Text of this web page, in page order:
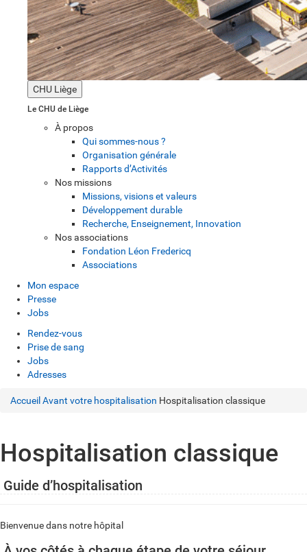
CHU Liège
Le CHU de Liège
À propos
Qui sommes-nous ?
Organisation générale
Rapports d’Activités
Nos missions
Missions, visions et valeurs
Développement durable
Recherche, Enseignement, Innovation
Nos associations
Fondation Léon Fredericq
Associations
Mon espace
Presse
Jobs
Rendez-vous
Prise de sang
Jobs
Adresses
Accueil Avant votre hospitalisation Hospitalisation classique
Hospitalisation classique
Guide d’hospitalisation
Bienvenue dans notre hôpital